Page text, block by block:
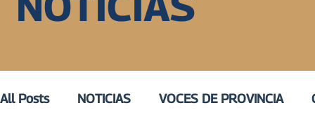
All Posts NOTICIAS VOCES DE PROVINCIA